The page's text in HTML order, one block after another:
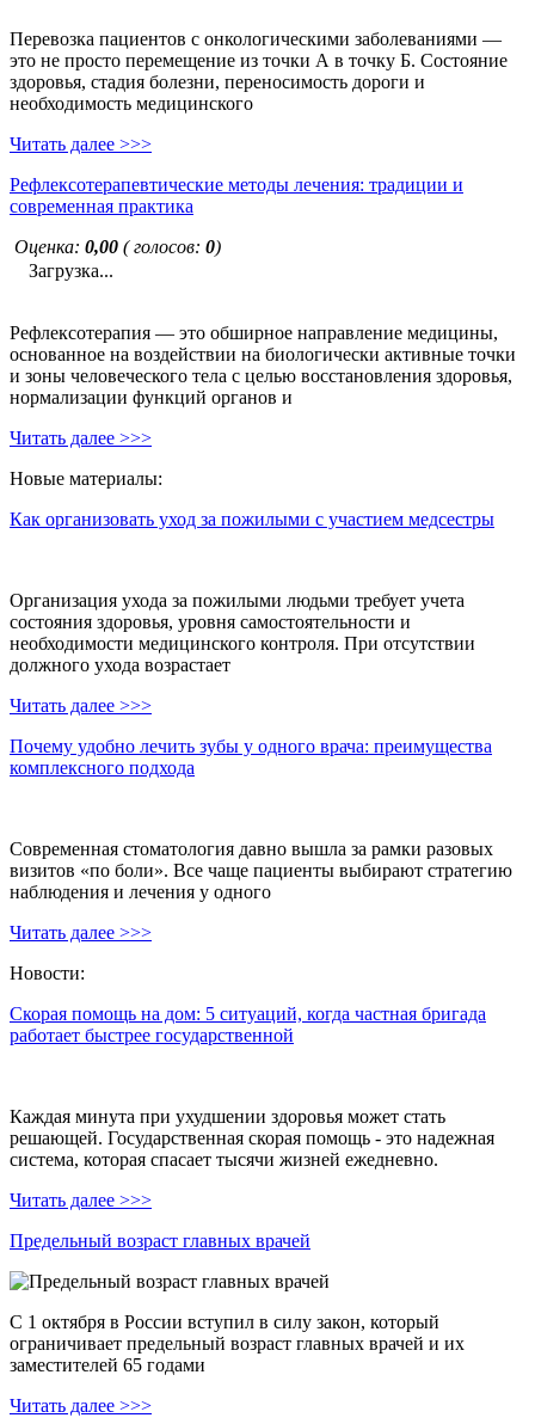
Перевозка пациентов с онкологическими заболеваниями —
это не просто перемещение из точки А в точку Б. Состояние
здоровья, стадия болезни, переносимость дороги и
необходимость медицинского
Читать далее >>>
Рефлексотерапевтические методы лечения: традиции и
современная практика
Оценка: 0,00 ( голосов: 0)
Загрузка...
Рефлексотерапия — это обширное направление медицины,
основанное на воздействии на биологически активные точки
и зоны человеческого тела с целью восстановления здоровья,
нормализации функций органов и
Читать далее >>>
Новые материалы:
Как организовать уход за пожилыми с участием медсестры
Организация ухода за пожилыми людьми требует учета
состояния здоровья, уровня самостоятельности и
необходимости медицинского контроля. При отсутствии
должного ухода возрастает
Читать далее >>>
Почему удобно лечить зубы у одного врача: преимущества
комплексного подхода
Современная стоматология давно вышла за рамки разовых
визитов «по боли». Все чаще пациенты выбирают стратегию
наблюдения и лечения у одного
Читать далее >>>
Новости:
Скорая помощь на дом: 5 ситуаций, когда частная бригада
работает быстрее государственной
Каждая минута при ухудшении здоровья может стать
решающей. Государственная скорая помощь - это надежная
система, которая спасает тысячи жизней ежедневно.
Читать далее >>>
Предельный возраст главных врачей
С 1 октября в России вступил в силу закон, который
ограничивает предельный возраст главных врачей и их
заместителей 65 годами
Читать далее >>>